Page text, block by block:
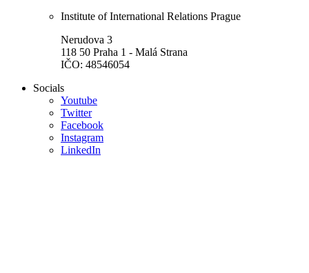
Institute of International Relations Prague
Nerudova 3
118 50 Praha 1 - Malá Strana
IČO: 48546054
Socials
Youtube
Twitter
Facebook
Instagram
LinkedIn